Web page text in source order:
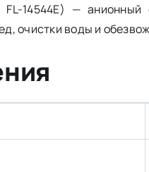
FL-14544E) —
очистки воды и